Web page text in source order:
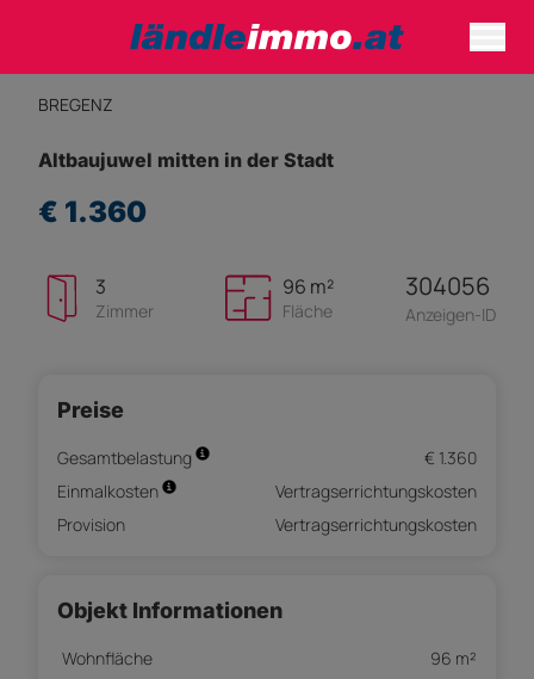
BREGENZ
Altbaujuwel mitten in der Stadt
€ 1.360
3
Zimmer
96 m²
Fläche
304056
Anzeigen-ID
Preise
Gesamtbelastung
€ 1.360
Einmalkosten
Vertragserrichtungskosten
Provision
Vertragserrichtungskosten
Objekt Informationen
Wohnfläche
96 m²